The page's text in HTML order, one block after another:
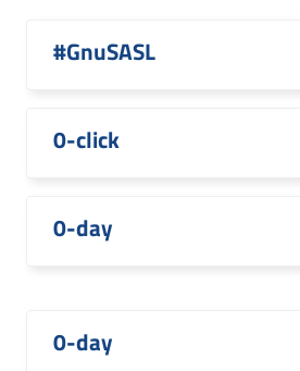
#GnuSASL
0-click
0-day
0-day